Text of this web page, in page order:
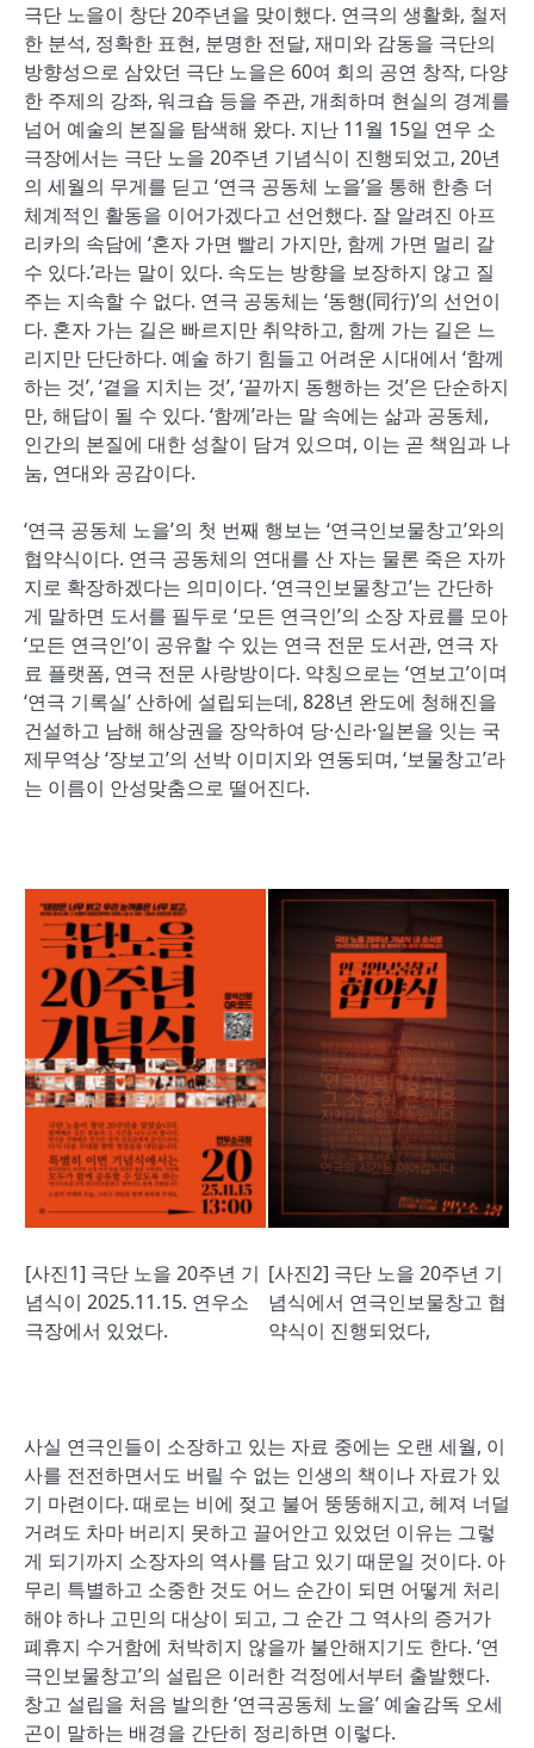
극단 노을이 창단 20주년을 맞이했다. 연극의 생활화, 철저
한 분석, 정확한 표현, 분명한 전달, 재미와 감동을 극단의
방향성으로 삼았던 극단 노을은 60여 회의 공연 창작, 다양
한 주제의 강좌, 워크숍 등을 주관, 개최하며 현실의 경계를
넘어 예술의 본질을 탐색해 왔다. 지난 11월 15일 연우 소
극장에서는 극단 노을 20주년 기념식이 진행되었고, 20년
의 세월의 무게를 딛고 ‘연극 공동체 노을’을 통해 한층 더
체계적인 활동을 이어가겠다고 선언했다. 잘 알려진 아프
리카의 속담에 ‘혼자 가면 빨리 가지만, 함께 가면 멀리 갈
수 있다.’라는 말이 있다. 속도는 방향을 보장하지 않고 질
주는 지속할 수 없다. 연극 공동체는 ‘동행(同行)’의 선언이
다. 혼자 가는 길은 빠르지만 취약하고, 함께 가는 길은 느
리지만 단단하다. 예술 하기 힘들고 어려운 시대에서 ‘함께
하는 것’, ‘곁을 지치는 것’, ‘끝까지 동행하는 것’은 단순하지
만, 해답이 될 수 있다. ‘함께’라는 말 속에는 삶과 공동체,
인간의 본질에 대한 성찰이 담겨 있으며, 이는 곧 책임과 나
눔, 연대와 공감이다.
‘연극 공동체 노을’의 첫 번째 행보는 ‘연극인보물창고’와의
협약식이다. 연극 공동체의 연대를 산 자는 물론 죽은 자까
지로 확장하겠다는 의미이다. ‘연극인보물창고’는 간단하
게 말하면 도서를 필두로 ‘모든 연극인’의 소장 자료를 모아
‘모든 연극인’이 공유할 수 있는 연극 전문 도서관, 연극 자
료 플랫폼, 연극 전문 사랑방이다. 약칭으로는 ‘연보고’이며
‘연극 기록실’ 산하에 설립되는데, 828년 완도에 청해진을
건설하고 남해 해상권을 장악하여 당·신라·일본을 잇는 국
제무역상 ‘장보고’의 선박 이미지와 연동되며, ‘보물창고’라
는 이름이 안성맞춤으로 떨어진다.
[사진1] 극단 노을 20주년 기
념식이 2025.11.15. 연우소
극장에서 있었다.
[사진2] 극단 노을 20주년 기
념식에서 연극인보물창고 협
약식이 진행되었다,
사실 연극인들이 소장하고 있는 자료 중에는 오랜 세월, 이
사를 전전하면서도 버릴 수 없는 인생의 책이나 자료가 있
기 마련이다. 때로는 비에 젖고 불어 뚱뚱해지고, 헤져 너덜
거려도 차마 버리지 못하고 끌어안고 있었던 이유는 그렇
게 되기까지 소장자의 역사를 담고 있기 때문일 것이다. 아
무리 특별하고 소중한 것도 어느 순간이 되면 어떻게 처리
해야 하나 고민의 대상이 되고, 그 순간 그 역사의 증거가
폐휴지 수거함에 처박히지 않을까 불안해지기도 한다. ‘연
극인보물창고’의 설립은 이러한 걱정에서부터 출발했다.
창고 설립을 처음 발의한 ‘연극공동체 노을’ 예술감독 오세
곤이 말하는 배경을 간단히 정리하면 이렇다.